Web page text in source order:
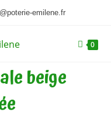
emilene.fr
0
beige